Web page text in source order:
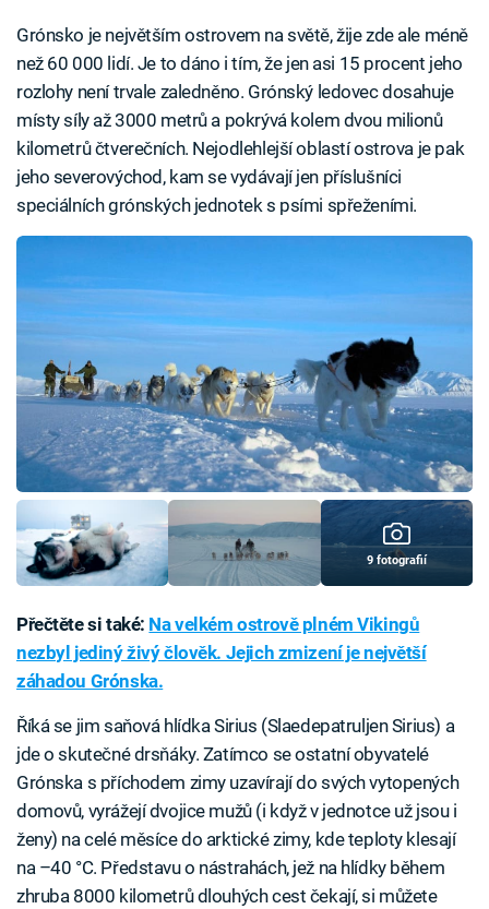
Grónsko je největším ostrovem na světě, žije zde ale méně
než 60 000 lidí. Je to dáno i tím, že jen asi 15 procent jeho
rozlohy není trvale zaledněno. Grónský ledovec dosahuje
místy síly až 3000 metrů a pokrývá kolem dvou milionů
kilometrů čtverečních. Nejodlehlejší oblastí ostrova je pak
jeho severovýchod, kam se vydávají jen příslušníci
speciálních grónských jednotek s psími spřeženími.
9 fotografií
Přečtěte si také: Na velkém ostrově plném Vikingů
nezbyl jediný živý člověk. Jejich zmizení je největší
záhadou Grónska.
Říká se jim saňová hlídka Sirius (Slaedepatruljen Sirius) a
jde o skutečné drsňáky. Zatímco se ostatní obyvatelé
Grónska s příchodem zimy uzavírají do svých vytopených
domovů, vyrážejí dvojice mužů (i když v jednotce už jsou i
ženy) na celé měsíce do arktické zimy, kde teploty klesají
na –40 °C. Představu o nástrahách, jež na hlídky během
zhruba 8000 kilometrů dlouhých cest čekají, si můžete